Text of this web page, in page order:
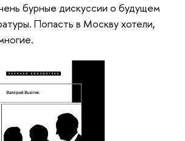
бурные дискуссии о будущем
Попасть в Москву хотели,